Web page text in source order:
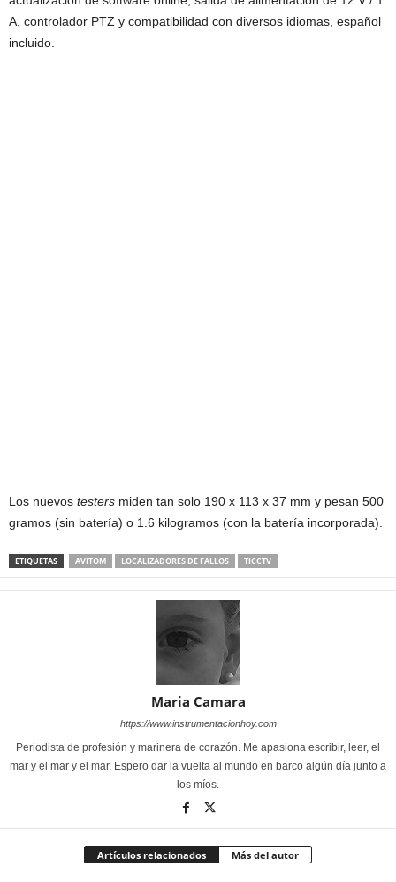
A, controlador PTZ y compatibilidad con diversos idiomas, español
incluido.
Los nuevos testers miden tan solo 190 x 113 x 37 mm y pesan 500
gramos (sin batería) o 1.6 kilogramos (con la batería incorporada).
ETIQUETAS AVITOM LOCALIZADORES DE FALLOS TICCTV
Maria Camara
https://www.instrumentacionhoy.com
Periodista de profesión y marinera de corazón. Me apasiona escribir, leer, el
mar y el mar y el mar. Espero dar la vuelta al mundo en barco algún día junto a
los míos.
Artículos relacionados Más del autor